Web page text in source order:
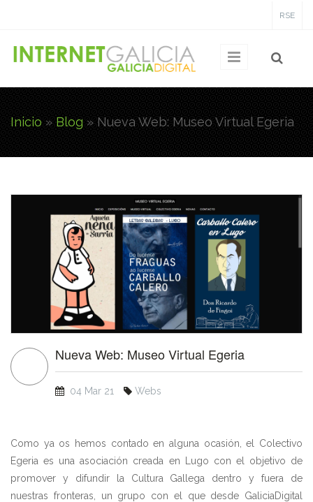
RSE
Usted está aquí
Inicio » Blog » Nueva Web: Museo Virtual Egeria
Nueva Web: Museo Virtual Egeria
04 Mar 21 Webs
Como ya os hemos contado en alguna ocasión, el Colectivo
Egeria es una asociación creada en Lugo con el objetivo de
promover y difundir la Cultura Gallega dentro y fuera de
nuestras fronteras, un grupo con el que desde GaliciaDigital